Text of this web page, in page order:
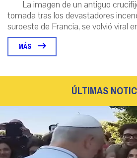
La imagen de un antiguo
tomada tras los devastadores
suroeste de Francia, se volvió viral
MÁS
ÚLTIMAS